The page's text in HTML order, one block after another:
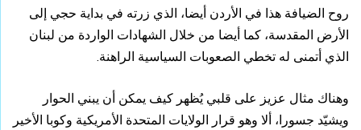
روح الضيافة هذا في الأردن أيضا، الذي زرته في بداية حجي إلى
الأرض المقدسة، كما أيضا من خلال الشهادات الواردة من لبنان
الذي أتمنى له تخطي الصعوبات السياسية الراهنة.
وهناك مثال عزيز على قلبي يُظهر كيف يمكن أن يبني الحوار
ويشيّد جسورا، ألا وهو قرار الولايات المتحدة الأمريكية وكوبا الأخير